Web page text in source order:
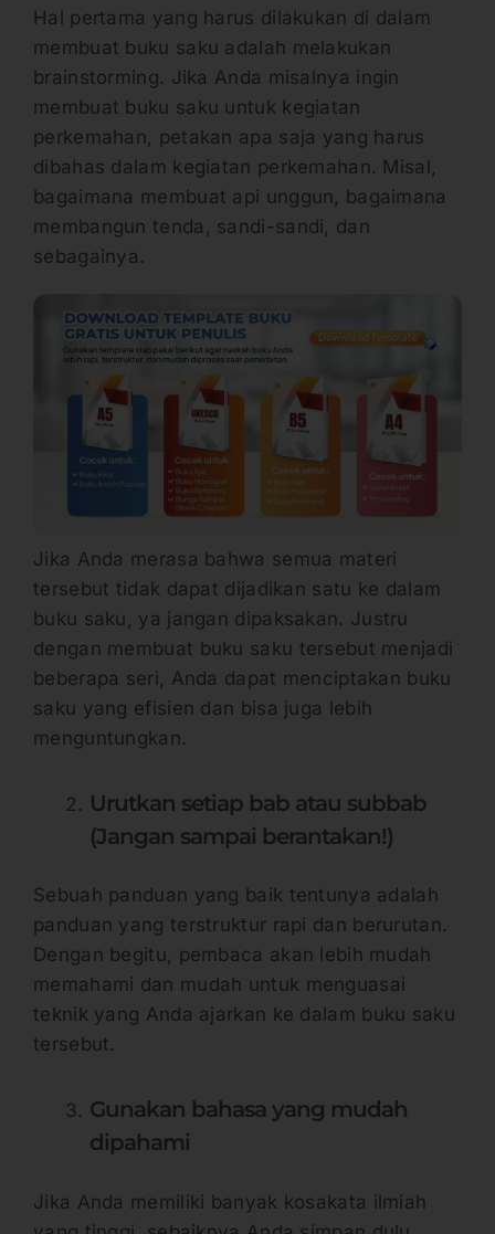
Hal pertama yang harus dilakukan di dalam
membuat buku saku adalah melakukan
brainstorming. Jika Anda misalnya ingin
membuat buku saku untuk kegiatan
perkemahan, petakan apa saja yang harus
dibahas dalam kegiatan perkemahan. Misal,
bagaimana membuat api unggun, bagaimana
membangun tenda, sandi-sandi, dan
sebagainya.
Jika Anda merasa bahwa semua materi
tersebut tidak dapat dijadikan satu ke dalam
buku saku, ya jangan dipaksakan. Justru
dengan membuat buku saku tersebut menjadi
beberapa seri, Anda dapat menciptakan buku
saku yang efisien dan bisa juga lebih
menguntungkan.
Urutkan setiap bab atau subbab
(Jangan sampai berantakan!)
Sebuah panduan yang baik tentunya adalah
panduan yang terstruktur rapi dan berurutan.
Dengan begitu, pembaca akan lebih mudah
memahami dan mudah untuk menguasai
teknik yang Anda ajarkan ke dalam buku saku
tersebut.
Gunakan bahasa yang mudah
dipahami
Jika Anda memiliki banyak kosakata ilmiah